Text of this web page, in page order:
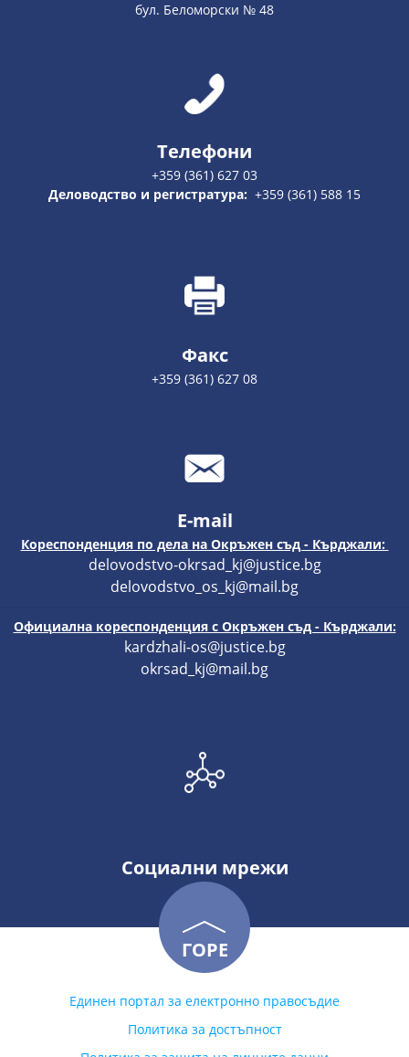
бул. Беломорски № 48
Телефони
+359 (361) 627 03
Деловодство и регистратура: +359 (361) 588 15
Факс
+359 (361) 627 08
E-mail
Кореспонденция по дела на Окръжен съд - Кърджали:
delovodstvo-okrsad_kj@justice.bg
delovodstvo_os_kj@mail.bg
Официална кореспонденция с Окръжен съд - Кърджали:
kardzhali-os@justice.bg
okrsad_kj@mail.bg
Социални мрежи
ГОРЕ
Единен портал за електронно правосъдие
Политика за достъпност